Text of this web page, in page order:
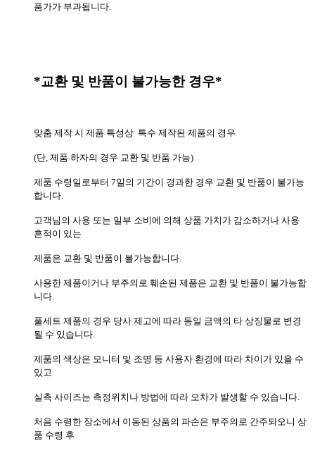
품가가 부과됩니다.
*교환 및 반품이 불가능한 경우*
맞춤 제작 시 제품 특성상 특수 제작된 제품의 경우
(단, 제품 하자의 경우 교환 및 반품 가능)
제품 수령일로부터 7일의 기간이 경과한 경우 교환 및 반품이 불가능
합니다.
고객님의 사용 또는 일부 소비에 의해 상품 가치가 감소하거나 사용
흔적이 있는
제품은 교환 및 반품이 불가능합니다.
사용한 제품이거나 부주의로 훼손된 제품은 교환 및 반품이 불가능합
니다.
풀세트 제품의 경우 당사 제고에 따라 동일 금액의 타 상징물로 변경
될 수 있습니다.
제품의 색상은 모니터 및 조명 등 사용자 환경에 따라 차이가 있을 수
있고
실측 사이즈는 측정위치나 방법에 따라 오차가 발생할 수 있습니다.
처음 수령한 장소에서 이동된 상품의 파손은 부주의로 간주되오니 상
품 수령 후